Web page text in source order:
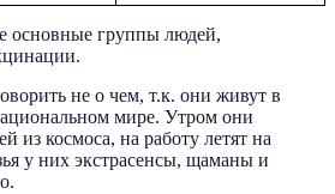
основные группы людей,
не о чем, т.к. они живут в
мире. Утром они
из космоса, на работу летят на
у них экстрасенсы, щаманы и